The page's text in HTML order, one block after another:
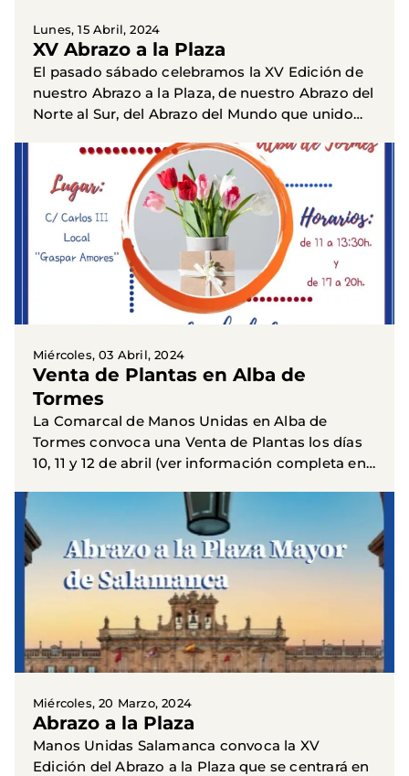
Lunes, 15 Abril, 2024
XV Abrazo a la Plaza
El pasado sábado celebramos la XV Edición de
nuestro Abrazo a la Plaza, de nuestro Abrazo del
Norte al Sur, del Abrazo del Mundo que unido
mucha gente...
Miércoles, 03 Abril, 2024
Venta de Plantas en Alba de
Tormes
La Comarcal de Manos Unidas en Alba de
Tormes convoca una Venta de Plantas los días
10, 11 y 12 de abril (ver información completa en
Miércoles, 20 Marzo, 2024
Abrazo a la Plaza
Manos Unidas Salamanca convoca la XV
Edición del Abrazo a la Plaza que se centrará en